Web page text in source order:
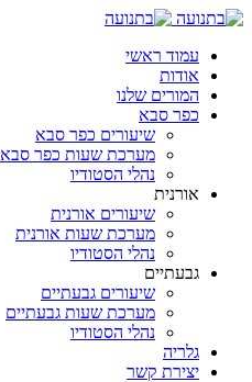
עמוד ראשי
אודות
המורים שלנו
כפר סבא
שיעורים כפר סבא
מערכת שעות כפר סבא
נהלי הסטודיו
אורנית
שיעורים אורנית
מערכת שעות אורנית
נהלי הסטודיו
גבעתיים
שיעורים גבעתיים
מערכת שעות גבעתיים
נהלי הסטודיו
גלריה
יצירת קשר